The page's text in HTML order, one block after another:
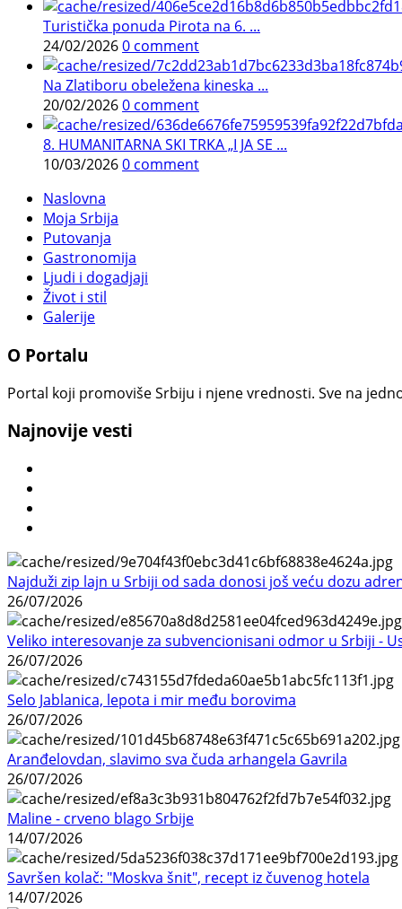
Turistička ponuda Pirota na 6. ...
24/02/20260 comment
Na Zlatiboru obeležena kineska ...
20/02/20260 comment
8. HUMANITARNA SKI TRKA „I JA SE ...
10/03/20260 comment
Naslovna
Moja Srbija
Putovanja
Gastronomija
Ljudi i dogadjaji
Život i stil
Galerije
O Portalu
Portal koji promoviše Srbiju i njene vrednosti. Sve na
Najnovije vesti
Najduži zip lajn u Srbiji od sada donosi još veću dozu
26/07/2026
Veliko interesovanje za subvencionisani odmor u Srbiji -
26/07/2026
Selo Jablanica, lepota i mir među borovima
26/07/2026
Aranđelovdan, slavimo sva čuda arhangela Gavrila
26/07/2026
Maline - crveno blago Srbije
14/07/2026
Savršen kolač: "Moskva šnit", recept iz čuvenog hotela
14/07/2026